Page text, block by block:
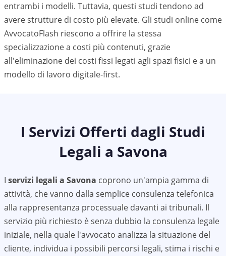
entrambi i modelli. Tuttavia, questi studi tendono ad
avere strutture di costo più elevate. Gli studi online come
AvvocatoFlash riescono a offrire la stessa
specializzazione a costi più contenuti, grazie
all'eliminazione dei costi fissi legati agli spazi fisici e a un
modello di lavoro digitale-first.
I Servizi Offerti dagli Studi
Legali a Savona
I servizi legali a Savona coprono un'ampia gamma di
attività, che vanno dalla semplice consulenza telefonica
alla rappresentanza processuale davanti ai tribunali. Il
servizio più richiesto è senza dubbio la consulenza legale
iniziale, nella quale l'avvocato analizza la situazione del
cliente, individua i possibili percorsi legali, stima i rischi e